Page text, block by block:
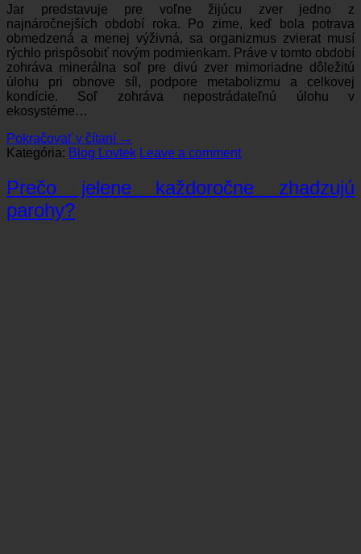
Jar predstavuje pre voľne žijúcu zver jedno z
najnáročnejších období roka. Po zime, keď bola potrava
obmedzená a menej výživná, sa organizmus zvierat musí
rýchlo prispôsobiť novým podmienkam. Práve v tomto období
zohráva minerálna soľ pre divú zver mimoriadne dôležitú
úlohu pri obnove síl, podpore metabolizmu a celkovej
kondície. Soľ zohráva nepostrádateľnú úlohu v
ekosystéme…
Pokračovať v čítaní →
Kategória: Blog Lovtek Leave a comment
Prečo jelene každoročne zhadzujú
parohy?